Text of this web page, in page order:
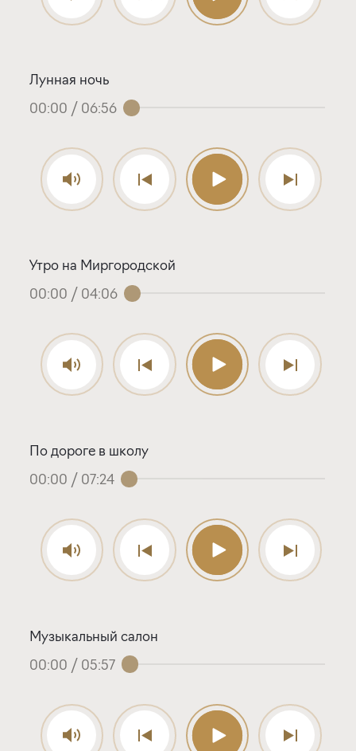
Лунная ночь
00:00 / 06:56
Утро на Миргородской
00:00 / 04:06
По дороге в школу
00:00 / 07:24
Музыкальный салон
00:00 / 05:57